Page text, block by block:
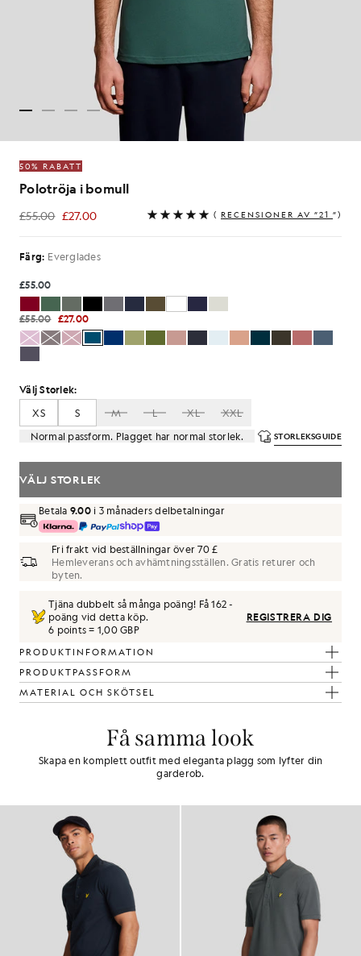
50% RABATT
Polotröja i bomull
£55.00 £27.00
£27.00 ( RECENSIONER AV ”21 ”)
Färg: Everglades
£55.00
£55.00 £27.00
Välj Storlek:
XS
S M L XL
XXL
Normal passform. Plagget har normal storlek.
STORLEKSGUIDE
VÄLJ STORLEK
Betala 9.00i 3 månaders delbetalningar
Fri frakt vid beställningar över 70 £
Hemleverans och avhämtningsställen. Gratis returer och
byten.
Tjäna dubbelt så många poäng! Få162-
poäng vid detta köp.
6 points = 1,00 GBP
REGISTRERA DIG
PRODUKTINFORMATION
PRODUKTPASSFORM
MATERIAL OCH SKÖTSEL
Få samma look
Skapa en komplett outfit med eleganta plagg som lyfter din
garderob.